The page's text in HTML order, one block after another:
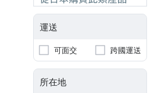
運送
可面交 跨國運送
所在地